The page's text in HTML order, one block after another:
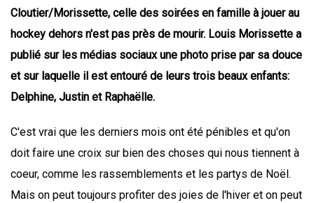
Cloutier/Morissette, celle des soirées en famille à jouer au
hockey dehors n'est pas près de mourir. Louis Morissette a
publié sur les médias sociaux une photo prise par sa douce
et sur laquelle il est entouré de leurs trois beaux enfants:
Delphine, Justin et Raphaëlle.
C'est vrai que les derniers mois ont été pénibles et qu'on
doit faire une croix sur bien des choses qui nous tiennent à
coeur, comme les rassemblements et les partys de Noël.
Mais on peut toujours profiter des joies de l'hiver et on peut